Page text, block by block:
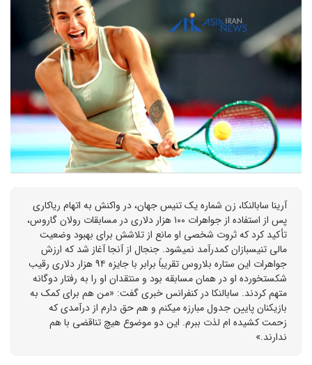
آرینا سابالنکا، زن شماره یک تنیس جهان، در واکنش به اتهام ریاکاری
پس از استفاده از جواهرات ۱۰۰ هزار دلاری در مسابقات رولان گاروس،
تأکید کرد که ثروت شخصی او مانع از تلاشش برای بهبود وضعیت
مالی تنیسبازان کمدرآمد نمیشود. جنجال از آنجا آغاز شد که ارزش
جواهرات این ستاره بلاروس تقریباً برابر با جایزه ۹۴ هزار دلاری رقیب
شکستخورده او در همان مسابقه بود و منتقدان او را به رفتار دوگانه
متهم کردند. سابالنکا در کنفرانس خبری گفت: «من هم برای کمک به
بازیکنان پایین جدول مبارزه میکنم و هم حق دارم از درآمدی که
زحمت کشیده ام لذت ببرم. این دو موضوع هیچ تناقضی با هم
ندارند.»